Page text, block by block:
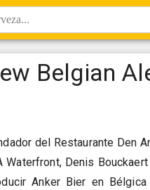
Belgian
del Restaurante Den
Waterfront, Denis
Anker Bier en